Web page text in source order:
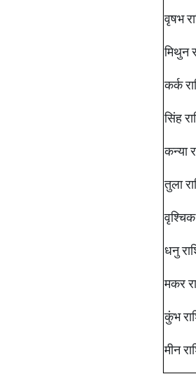
वृषभ
मिथुन
कर्क
सिंह
कन्या
तुला
धनु
मकर
कुंभ
मीन